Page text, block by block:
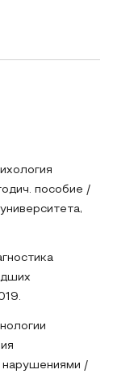
пособие /
нарушениями /